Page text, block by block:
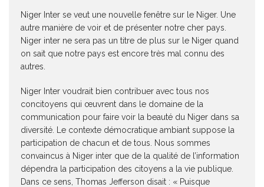
Niger Inter se veut une nouvelle fenêtre sur le Niger. Une
autre manière de voir et de présenter notre cher pays.
Niger inter ne sera pas un titre de plus sur le Niger quand
on sait que notre pays est encore très mal connu des
autres.
Niger Inter voudrait bien contribuer avec tous nos
concitoyens qui œuvrent dans le domaine de la
communication pour faire voir la beauté du Niger dans sa
diversité. Le contexte démocratique ambiant suppose la
participation de chacun et de tous. Nous sommes
convaincus à Niger inter que de la qualité de l’information
dépendra la participation des citoyens a la vie publique.
Dans ce sens, Thomas Jefferson disait : « Puisque